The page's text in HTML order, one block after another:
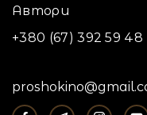
Автори
+380 (67) 392 59 48